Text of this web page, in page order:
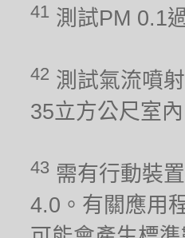
41 測試PM 0.1
42 測試氣流噴
35立方公尺室
43 需有行動裝
4.0。有關應用